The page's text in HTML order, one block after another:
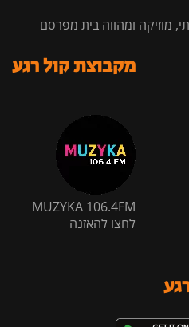
מוזיקה ומהווה בית מפרסם
מקבוצת קול רגע
MUZYKA 106.4FM
לחצו להאזנה